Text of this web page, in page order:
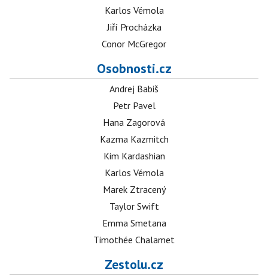
Karlos Vémola
Jiří Procházka
Conor McGregor
Osobnosti.cz
Andrej Babiš
Petr Pavel
Hana Zagorová
Kazma Kazmitch
Kim Kardashian
Karlos Vémola
Marek Ztracený
Taylor Swift
Emma Smetana
Timothée Chalamet
Zestolu.cz